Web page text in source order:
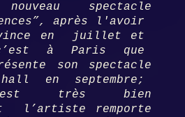
spectacle
après l'avoir
en juillet et
à Paris que
son spectacle
en septembre;
très bien
remporte